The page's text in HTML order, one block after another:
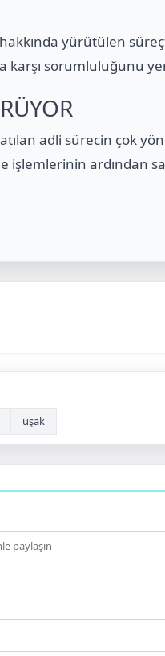
hakkında yürütülen
karşı sorumluluğunu
adli sürecin çok
işlemlerinin ardından
uşak